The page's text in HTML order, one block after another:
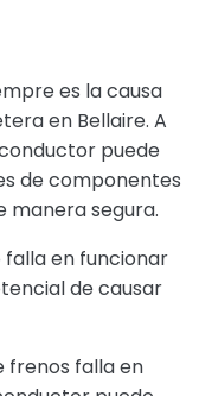
es la causa
en Bellaire. A
puede
de componentes
manera segura.
en funcionar
de causar
frenos falla en